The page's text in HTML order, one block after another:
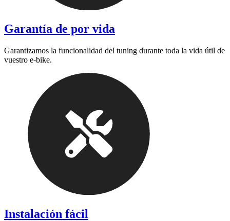
Garantía de por vida
Garantizamos la funcionalidad del tuning durante toda la vida útil de
vuestro e-bike.
Instalación fácil